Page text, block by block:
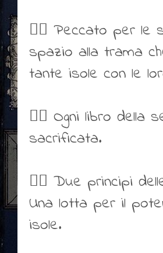
👍🏻 Peccato per
spazio alla trama
tante isole con le
👎🏻 Ogni libro
sacrificata.
👍🏻 Due principi
Una lotta per il
isole.